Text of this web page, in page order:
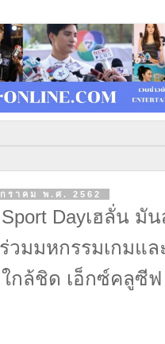
ราคม พ.ศ. 2562
Dayเฮลั่น มั
มมหกรรมเกมแล
กล้ชิด เอ็กซ์คลูซีฟ